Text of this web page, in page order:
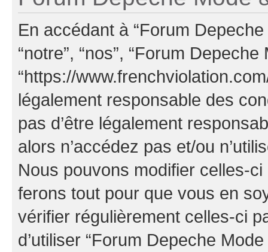
En accédant à “Forum
“notre”, “nos”, “Forum Depeche
“https://
légalement responsable des
pas d’être légalement
alors n’accédez pas et/ou
Nous pouvons modifier celles-
ferons tout pour que vous en
vérifier régulièrement celles-ci
d’utiliser “Forum Depeche